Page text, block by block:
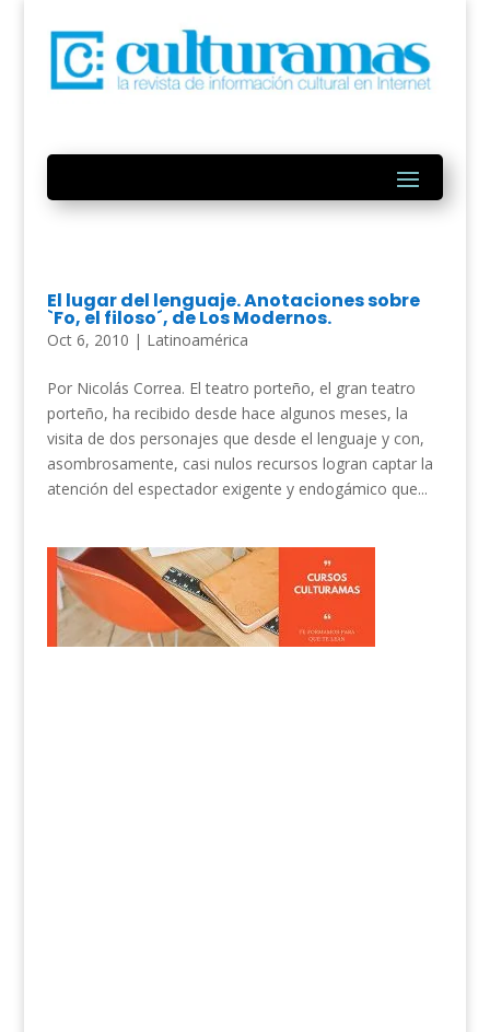
El lugar del lenguaje. Anotaciones sobre
`Fo, el filoso´, de Los Modernos.
Oct 6, 2010 | Latinoamérica
Por Nicolás Correa. El teatro porteño, el gran teatro
porteño, ha recibido desde hace algunos meses, la
visita de dos personajes que desde el lenguaje y con,
asombrosamente, casi nulos recursos logran captar la
atención del espectador exigente y endogámico que...